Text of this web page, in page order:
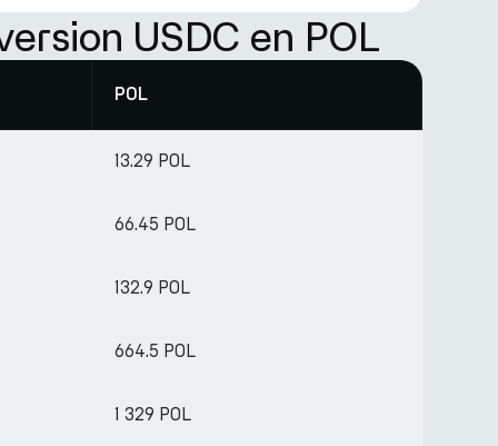
USDC en POL
POL
13.29 POL
66.45 POL
132.9 POL
664.5 POL
1 329 POL